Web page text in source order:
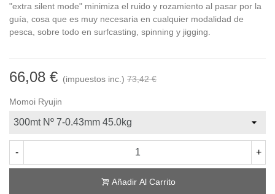
"extra silent mode" minimiza el ruido y rozamiento al pasar por la
guía, cosa que es muy necesaria en cualquier modalidad de
pesca, sobre todo en surfcasting, spinning y jigging.
66,08 € (impuestos inc.) 73,42 €
Momoi Ryujin
- +
Añadir Al Carrito